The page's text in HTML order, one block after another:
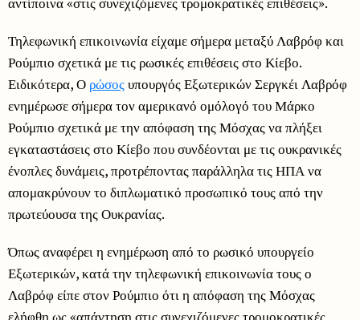
Τηλεφωνική επικοινωνία είχαμε σήμερα μεταξύ Λαβρόφ και
Ρούμπιο σχετικά με τις ρωσικές επιθέσεις στο Κίεβο.
Ειδικότερα, Ο ρώσοςυπουργός Εξωτερικών Σεργκέι Λαβρόφ
ενημέρωσε σήμερα τον αμερικανό ομόλογό του Μάρκο
Ρούμπιο σχετικά με την απόφαση της Μόσχας να πλήξει
εγκαταστάσεις στο Κίεβο που συνδέονται με τις ουκρανικές
ένοπλες δυνάμεις, προτρέποντας παράλληλα τις ΗΠΑ να
απομακρύνουν το διπλωματικό προσωπικό τους από την
πρωτεύουσα της Ουκρανίας.
Όπως αναφέρει η ενημέρωση από το ρωσικό υπουργείο
Εξωτερικών, κατά την τηλεφωνική επικοινωνία τους ο
Λαβρόφ είπε στον Ρούμπιο ότι η απόφαση της Μόσχας
ελήφθη ως «απάντηση στις συνεχιζόμενες τρομοκρατικές